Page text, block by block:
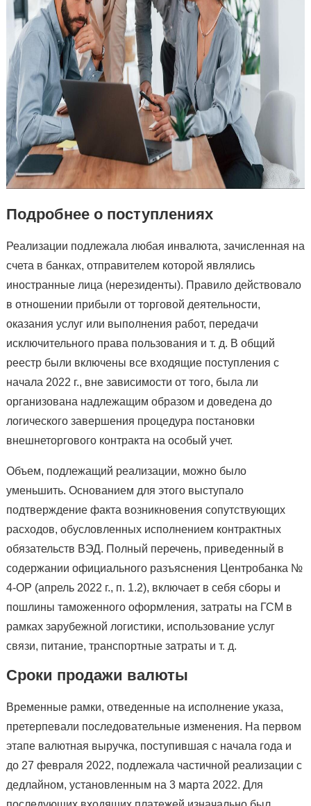
Подробнее о поступлениях
Реализации подлежала любая инвалюта, зачисленная на
счета в банках, отправителем которой являлись
иностранные лица (нерезиденты). Правило действовало
в отношении прибыли от торговой деятельности,
оказания услуг или выполнения работ, передачи
исключительного права пользования и т. д. В общий
реестр были включены все входящие поступления с
начала 2022 г., вне зависимости от того, была ли
организована надлежащим образом и доведена до
логического завершения процедура постановки
внешнеторгового контракта на особый учет.
Объем, подлежащий реализации, можно было
уменьшить. Основанием для этого выступало
подтверждение факта возникновения сопутствующих
расходов, обусловленных исполнением контрактных
обязательств ВЭД. Полный перечень, приведенный в
содержании официального разъяснения Центробанка №
4-ОР (апрель 2022 г., п. 1.2), включает в себя сборы и
пошлины таможенного оформления, затраты на ГСМ в
рамках зарубежной логистики, использование услуг
связи, питание, транспортные затраты и т. д.
Сроки продажи валюты
Временные рамки, отведенные на исполнение указа,
претерпевали последовательные изменения. На первом
этапе валютная выручка, поступившая с начала года и
до 27 февраля 2022, подлежала частичной реализации с
дедлайном, установленным на 3 марта 2022. Для